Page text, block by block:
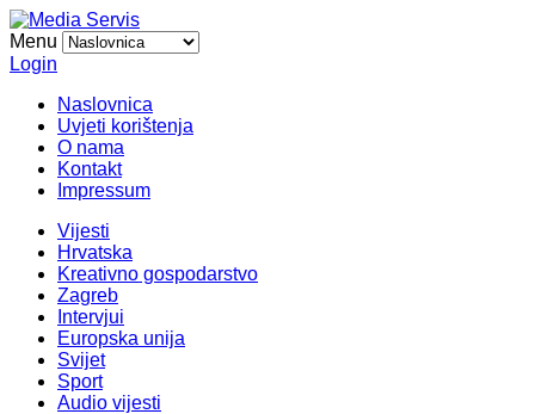
Menu
Login
Naslovnica
Uvjeti korištenja
O nama
Kontakt
Impressum
Vijesti
Hrvatska
Kreativno gospodarstvo
Zagreb
Intervjui
Europska unija
Svijet
Sport
Audio vijesti